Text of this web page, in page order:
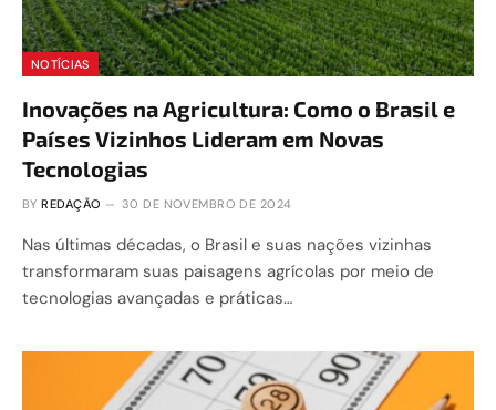
NOTÍCIAS
Inovações na Agricultura: Como o Brasil e
Países Vizinhos Lideram em Novas
Tecnologias
BY REDAÇÃO 30 DE NOVEMBRO DE 2024
Nas últimas décadas, o Brasil e suas nações vizinhas
transformaram suas paisagens agrícolas por meio de
tecnologias avançadas e práticas…